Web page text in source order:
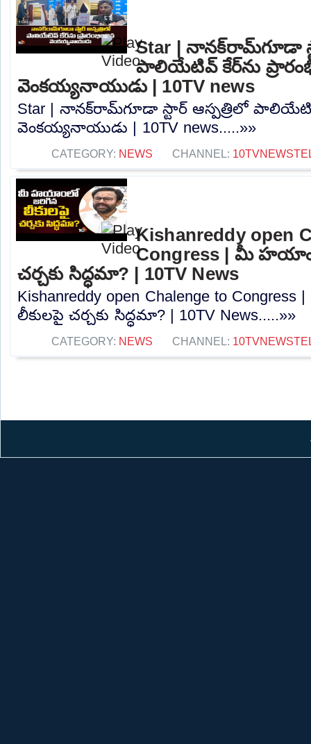
Star | నానక్‌రామ్‌గూడా
పాలియేటివ్ కేర్‌ను
వెంకయ్యనాయుడు | 10TV news
Star | నానక్‌రామ్‌గూడా స్టార్ ఆస్పత్రిలో
వెంకయ్యనాయుడు | 10TV news.....»»
CATEGORY: NEWS CHANNEL:
Kishanreddy open
Congress | మీ
చర్చకు సిద్ధమా? | 10TV News
Kishanreddy open Chalenge to
లీకులపై చర్చకు సిద్ధమా? | 10TV News.....»»
CATEGORY: NEWS CHANNEL: